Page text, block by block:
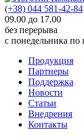
(+38) 044 581-42-84
09.00 до 17.00
без перерыва
с понедельника по
Продукция
Партнеры
Поддержка
Новости
Статьи
Внедрения
Контакты